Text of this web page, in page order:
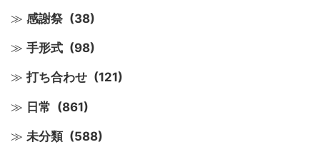
感謝祭 (38)
手形式 (98)
打ち合わせ (121)
日常 (861)
未分類 (588)